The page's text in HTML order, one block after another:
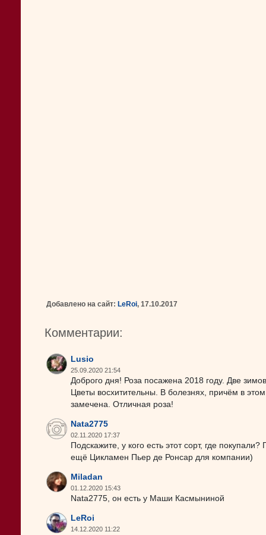
Добавлено на сайт: LeRoi, 17.10.2017
Комментарии:
Lusio
25.09.2020 21:54
Доброго дня! Роза посажена 2018 году. Две
Цветы восхитительны. В болезнях, причём в
замечена. Отличная роза!
Nata2775
02.11.2020 17:37
Подскажите, у кого есть этот сорт, где
ещё Цикламен Пьер де Ронсар для компании)
Miladan
01.12.2020 15:43
Nata2775, он есть у Маши Касмыниной
LeRoi
14.12.2020 11:22